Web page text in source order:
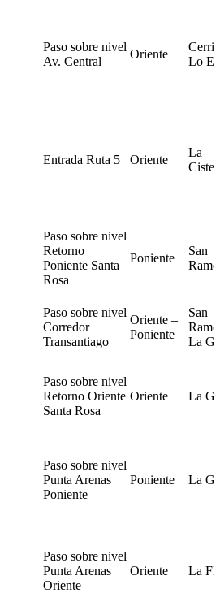
Paso sobre nivel
Av. Central
Oriente
Lo
Entrada Ruta 5 Oriente
La
Paso sobre nivel
Retorno
Poniente Santa
Rosa
Poniente
San
Paso sobre nivel
Corredor
Transantiago
Oriente –
Poniente
San
La
Paso sobre nivel
Retorno Oriente
Santa Rosa
Oriente La
Paso sobre nivel
Punta Arenas
Poniente
Poniente La
Paso sobre nivel
Punta Arenas
Oriente
Oriente La